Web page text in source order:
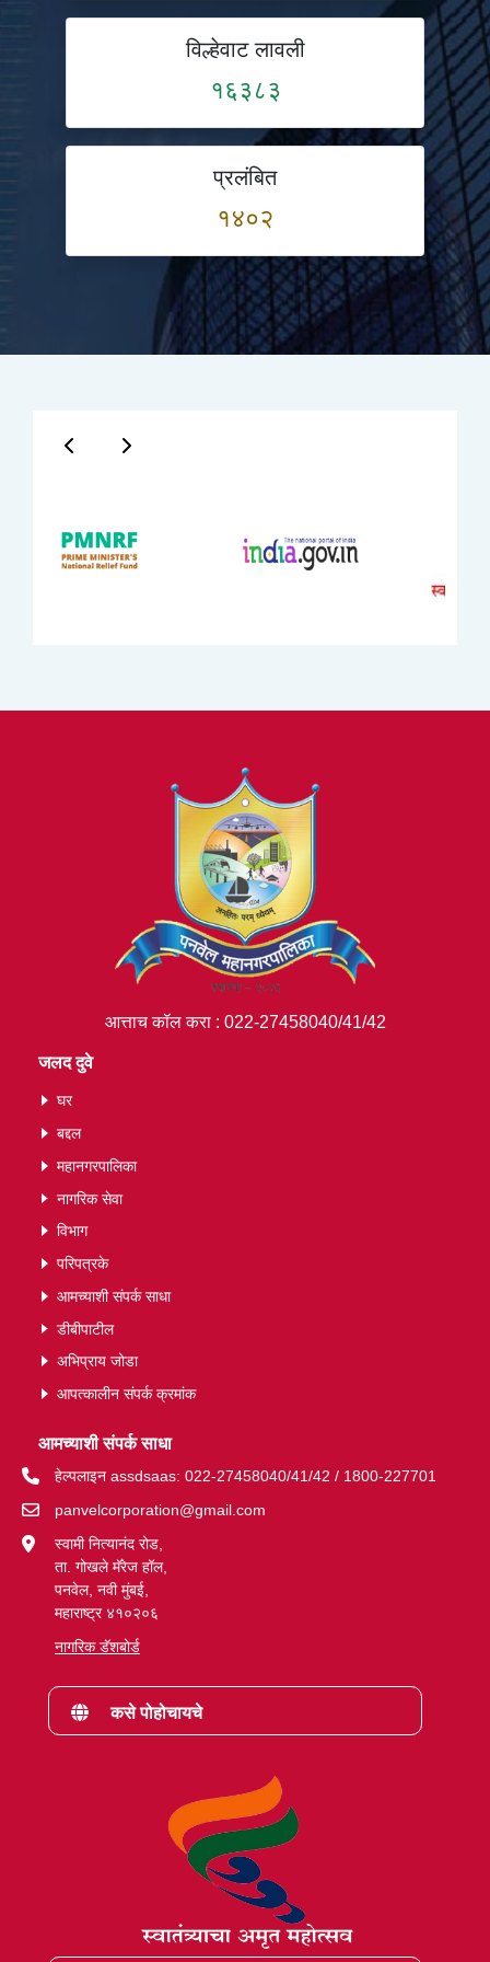
विल्हेवाट लावली
१६३८३
प्रलंबित
१४०२
आत्ताच कॉल करा : 022-27458040/41/42
जलद दुवे
घर
बद्दल
महानगरपालिका
नागरिक सेवा
विभाग
परिपत्रके
आमच्याशी संपर्क साधा
डीबीपाटील
अभिप्राय जोडा
आपत्कालीन संपर्क क्रमांक
आमच्याशी संपर्क साधा
हेल्पलाइन assdsaas: 022-27458040/41/42 / 1800-227701
panvelcorporation@gmail.com
स्वामी नित्यानंद रोड,
ता. गोखले मॅरेज हॉल,
पनवेल, नवी मुंबई,
महाराष्ट्र ४१०२०६
नागरिक डॅशबोर्ड
कसे पोहोचायचे